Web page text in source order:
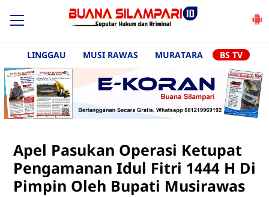
LINGGAU MUSI RAWAS MURATARA BS TV
Apel Pasukan Operasi Ketupat
Pengamanan Idul Fitri 1444 H Di
Pimpin Oleh Bupati Musirawas